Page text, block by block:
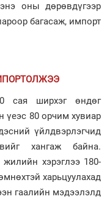
оны дөрөвдүгээр
багасаж, импорт
сая ширхэг өндөг
80 орчим хувиар
үйлдвэрлэгчид
хангаж байна.
хэрэглээ 180-
харьцуулахад
гаалийн мэдээлэлд